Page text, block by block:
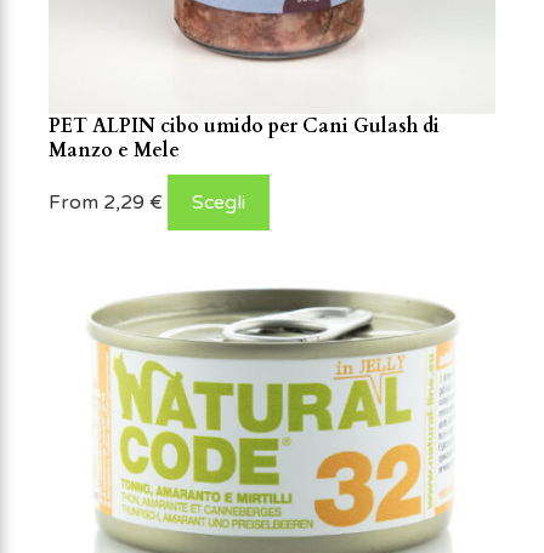
PET ALPIN cibo umido per Cani Gulash di
Manzo e Mele
From 2,29 € Scegli